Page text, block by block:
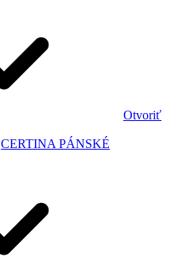
Otvoriť
CERTINA PÁNSKÉ